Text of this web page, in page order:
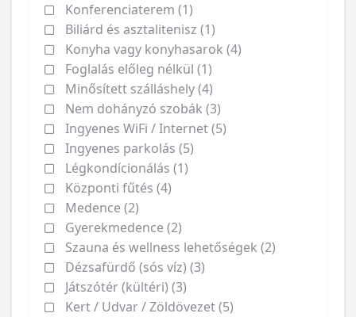
Konferenciaterem (1)
Biliárd és asztalitenisz (1)
Konyha vagy konyhasarok (4)
Foglalás előleg nélkül (1)
Minősített szálláshely (4)
Nem dohányzó szobák (3)
Ingyenes WiFi / Internet (5)
Ingyenes parkolás (5)
Légkondícionálás (1)
Központi fűtés (4)
Medence (2)
Gyerekmedence (2)
Szauna és wellness lehetőségek (2)
Dézsafürdő (sós víz) (3)
Játszótér (kültéri) (3)
Kert / Udvar / Zöldövezet (5)